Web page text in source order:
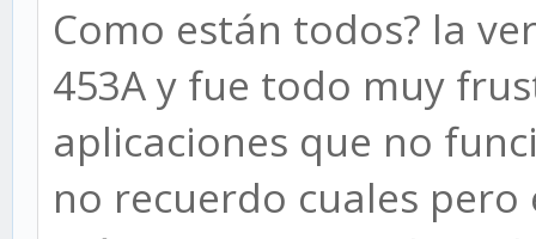
Como están todos? la
453A y fue todo muy
aplicaciones que no
no recuerdo cuales